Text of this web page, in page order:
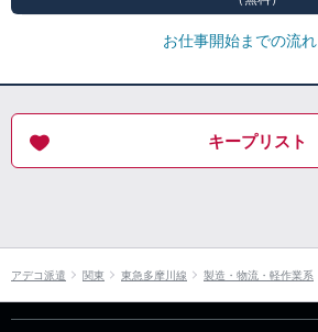
お仕事開始までの流れ
キープリスト
アデコ派遣 関東 東急多摩川線 製造・物流・軽作業系